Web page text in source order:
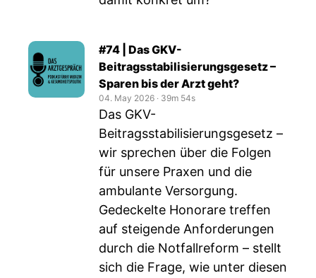
#74 | Das GKV-
Beitragsstabilisierungsgesetz –
Sparen bis der Arzt geht?
04. May 2026 ‧ 39m 54s
Das GKV-
Beitragsstabilisierungsgesetz –
wir sprechen über die Folgen
für unsere Praxen und die
ambulante Versorgung.
Gedeckelte Honorare treffen
auf steigende Anforderungen
durch die Notfallreform – stellt
sich die Frage, wie unter diesen